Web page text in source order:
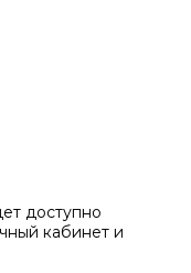
доступно
кабинет и